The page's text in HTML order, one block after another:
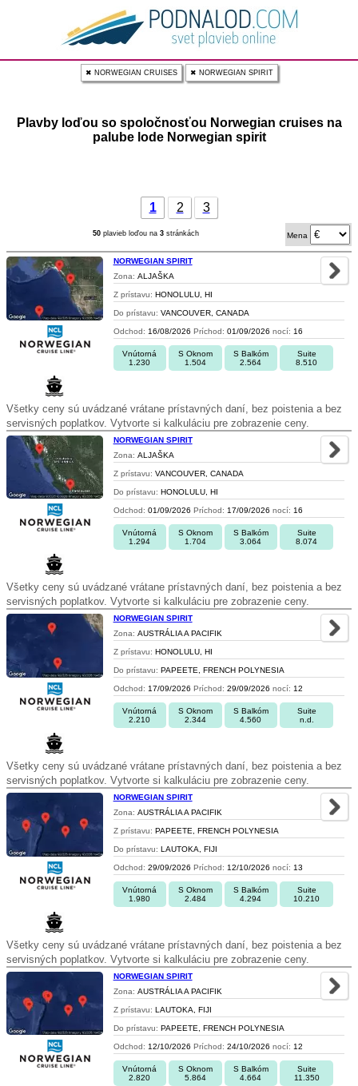
✖ NORWEGIAN CRUISES ✖ NORWEGIAN SPIRIT
Plavby loďou so spoločnosťou Norwegian cruises na
palube lode Norwegian spirit
1 2 3
50 plavieb loďou na 3 stránkách Mena
NORWEGIAN SPIRIT
Zona: ALJAŠKA
Z prístavu: HONOLULU, HI
Do prístavu: VANCOUVER, CANADA
Odchod: 16/08/2026 Príchod: 01/09/2026 nocí: 16
Vnútorná
1.230
S Oknom
1.504
S Balkóm
2.564
Suite
8.510
Všetky ceny sú uvádzané vrátane prístavných daní, bez poistenia a bez
servisných poplatkov. Vytvorte si kalkuláciu pre zobrazenie ceny.
NORWEGIAN SPIRIT
Zona: ALJAŠKA
Z prístavu: VANCOUVER, CANADA
Do prístavu: HONOLULU, HI
Odchod: 01/09/2026 Príchod: 17/09/2026 nocí: 16
Vnútorná
1.294
S Oknom
1.704
S Balkóm
3.064
Suite
8.074
Všetky ceny sú uvádzané vrátane prístavných daní, bez poistenia a bez
servisných poplatkov. Vytvorte si kalkuláciu pre zobrazenie ceny.
NORWEGIAN SPIRIT
Zona: AUSTRÁLIA A PACIFIK
Z prístavu: HONOLULU, HI
Do prístavu: PAPEETE, FRENCH POLYNESIA
Odchod: 17/09/2026 Príchod: 29/09/2026 nocí: 12
Vnútorná
2.210
S Oknom
2.344
S Balkóm
4.560
Suite
n.d.
Všetky ceny sú uvádzané vrátane prístavných daní, bez poistenia a bez
servisných poplatkov. Vytvorte si kalkuláciu pre zobrazenie ceny.
NORWEGIAN SPIRIT
Zona: AUSTRÁLIA A PACIFIK
Z prístavu: PAPEETE, FRENCH POLYNESIA
Do prístavu: LAUTOKA, FIJI
Odchod: 29/09/2026 Príchod: 12/10/2026 nocí: 13
Vnútorná
1.980
S Oknom
2.484
S Balkóm
4.294
Suite
10.210
Všetky ceny sú uvádzané vrátane prístavných daní, bez poistenia a bez
servisných poplatkov. Vytvorte si kalkuláciu pre zobrazenie ceny.
NORWEGIAN SPIRIT
Zona: AUSTRÁLIA A PACIFIK
Z prístavu: LAUTOKA, FIJI
Do prístavu: PAPEETE, FRENCH POLYNESIA
Odchod: 12/10/2026 Príchod: 24/10/2026 nocí: 12
Vnútorná
2.820
S Oknom
5.864
S Balkóm
4.664
Suite
11.350